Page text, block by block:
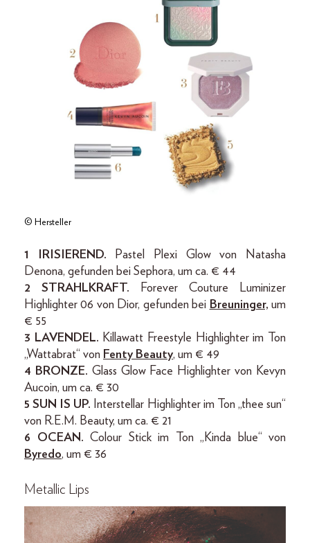
© Hersteller
1 IRISIEREND. Pastel Plexi Glow von Natasha
Denona, gefunden bei Sephora, um ca. € 44
2 STRAHLKRAFT. Forever Couture Luminizer
Highlighter 06 von Dior, gefunden bei Breuninger, um
€ 55
3 LAVENDEL. Killawatt Freestyle Highlighter im Ton
„Wattabrat“ von Fenty Beauty, um € 49
4 BRONZE. Glass Glow Face Highlighter von Kevyn
Aucoin, um ca. € 30
5 SUN IS UP. Interstellar Highlighter im Ton „thee sun“
von R.E.M. Beauty, um ca. € 21
6 OCEAN. Colour Stick im Ton „Kinda blue“ von
Byredo, um € 36
Metallic Lips